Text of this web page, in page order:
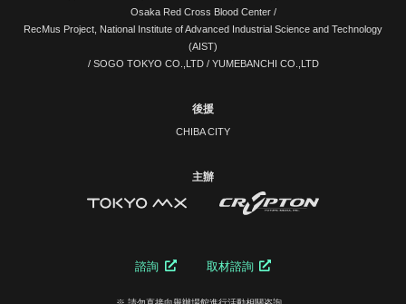
Osaka Red Cross Blood Center/
RecMus Project, National Institute of Advanced Industrial Science and Technology
(AIST)
/ SOGO TOKYO CO.,LTD/ YUMEBANCHI CO.,LTD
後援
CHIBA CITY
主辦
諮詢 取材諮詢